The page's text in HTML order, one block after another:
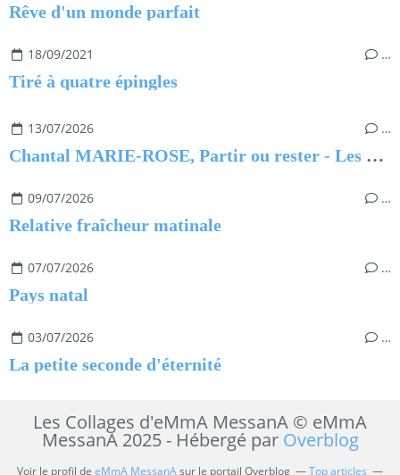
Rêve d'un monde parfait
18/09/2021 …
Tiré à quatre épingles
13/07/2026 …
Chantal MARIE-ROSE, Partir ou rester - Les clés pour évoluer professionnellement sans regret
09/07/2026 …
Relative fraîcheur matinale
07/07/2026 …
Pays natal
03/07/2026 …
La petite seconde d'éternité
Les Collages d'eMmA MessanA © eMmA
MessanA 2025 - Hébergé par Overblog
Voir le profil de eMmA MessanAsur le portail Overblog Top articles